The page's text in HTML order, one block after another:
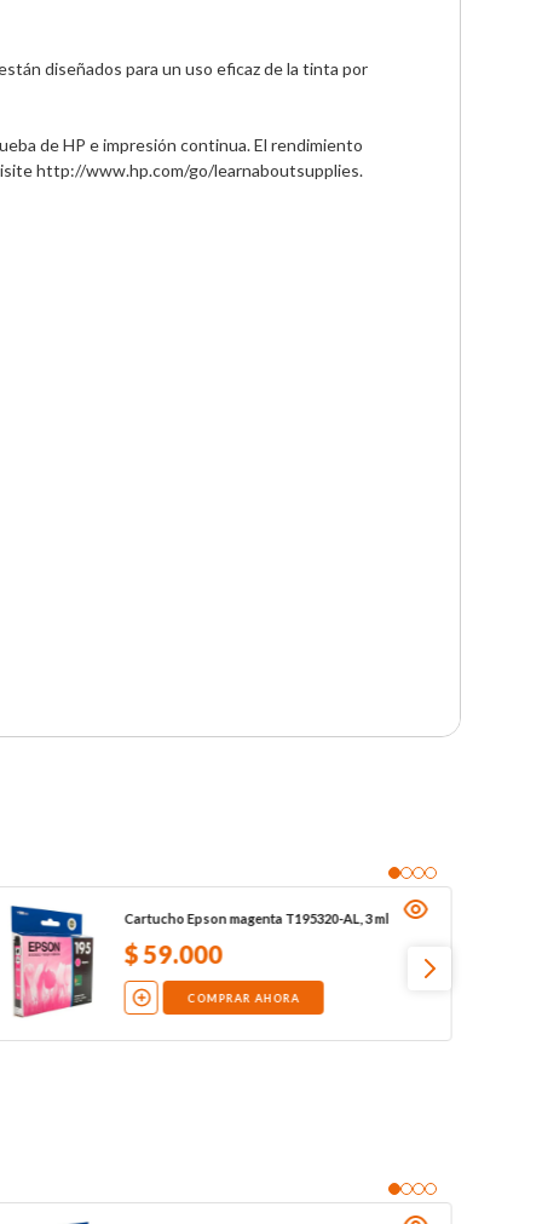
diseñados para un uso eficaz de la tinta por
de HP e impresión continua. El rendimiento
http://www.hp.com/go/learnaboutsupplies.
Cartucho Epson magenta T195320-AL, 3 ml
$59.000
COMPRAR AHORA